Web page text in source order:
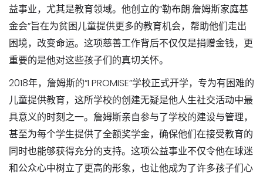
益事业，尤其是教育领域。他创立的“勒布朗·詹姆斯家庭基
金会”旨在为贫困儿童提供更多的教育机会，帮助他们走出
困境，改变命运。这项慈善工作背后不仅仅是捐赠金钱，更
重要的是他对这些孩子们的真切关怀。
2018年，詹姆斯的“I PROMISE”学校正式开学，专为有困难的
儿童提供教育，这所学校的创建无疑是他人生社交活动中最
具意义的时刻之一。詹姆斯亲自参与了学校的建设与管理，
甚至为每个学生提供了全额奖学金，确保他们在接受教育的
同时也能够获得充分的支持。这项公益事业不仅令他在球迷
和公众心中树立了更高的形象，也让他成为了许多孩子们心